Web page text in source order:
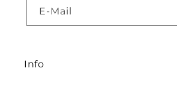
E-Mail
Info